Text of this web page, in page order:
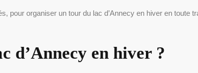
pour organiser un tour du lac d’Annecy en hiver en toute
d’Annecy en hiver ?